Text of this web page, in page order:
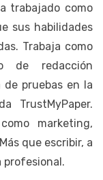
trabajado como
sus habilidades
Trabaja como
de redacción
de pruebas en la
TrustMyPaper.
marketing,
que escribir, a
profesional.